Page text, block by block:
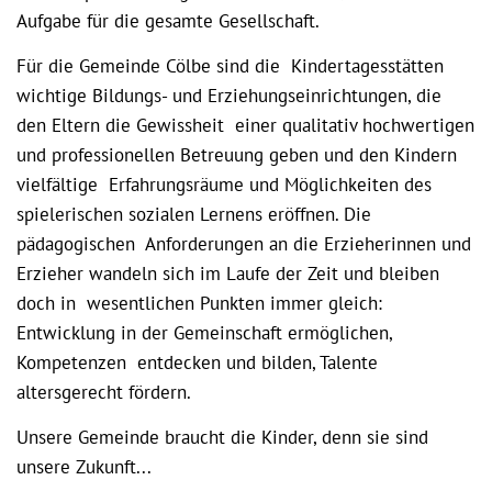
Aufgabe für die gesamte Gesellschaft.
Für die Gemeinde Cölbe sind die Kindertagesstätten
wichtige Bildungs- und Erziehungseinrichtungen, die
den Eltern die Gewissheit einer qualitativ hochwertigen
und professionellen Betreuung geben und den Kindern
vielfältige Erfahrungsräume und Möglichkeiten des
spielerischen sozialen Lernens eröffnen. Die
pädagogischen Anforderungen an die Erzieherinnen und
Erzieher wandeln sich im Laufe der Zeit und bleiben
doch in wesentlichen Punkten immer gleich:
Entwicklung in der Gemeinschaft ermöglichen,
Kompetenzen entdecken und bilden, Talente
altersgerecht fördern.
Unsere Gemeinde braucht die Kinder, denn sie sind
unsere Zukunft...